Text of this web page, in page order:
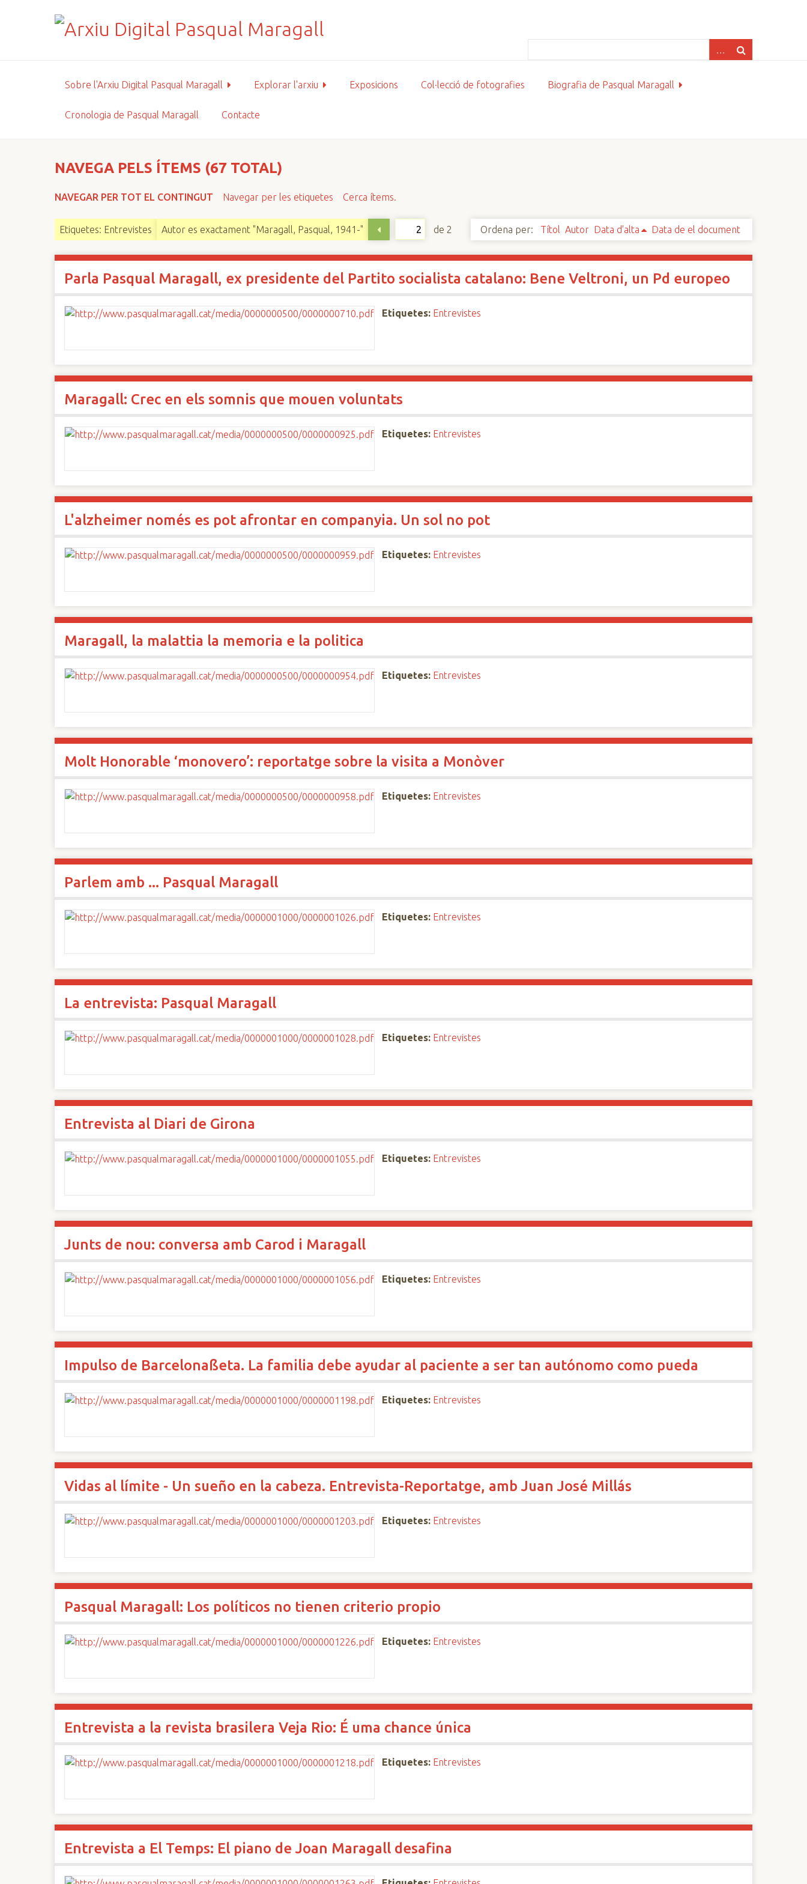
Sobre l'Arxiu Digital Pasqual Maragall Explorar l'arxiu Exposicions Col·lecció de fotografies Biografia de Pasqual Maragall
Cronologia de Pasqual Maragall Contacte
NAVEGA PELS ÍTEMS (67 TOTAL)
NAVEGAR PER TOT EL CONTINGUT Navegar per les etiquetes Cerca ítems.
Etiquetes: Entrevistes Autor es exactament "Maragall, Pasqual, 1941-" de 2 Ordena per: Títol Autor Data d'alta Data de el document
Parla Pasqual Maragall, ex presidente del Partito socialista catalano: Bene Veltroni, un Pd europeo
Etiquetes: Entrevistes
Maragall: Crec en els somnis que mouen voluntats
Etiquetes: Entrevistes
L'alzheimer només es pot afrontar en companyia. Un sol no pot
Etiquetes: Entrevistes
Maragall, la malattia la memoria e la politica
Etiquetes: Entrevistes
Molt Honorable ‘monovero’: reportatge sobre la visita a Monòver
Etiquetes: Entrevistes
Parlem amb ... Pasqual Maragall
Etiquetes: Entrevistes
La entrevista: Pasqual Maragall
Etiquetes: Entrevistes
Entrevista al Diari de Girona
Etiquetes: Entrevistes
Junts de nou: conversa amb Carod i Maragall
Etiquetes: Entrevistes
Impulso de Barcelonaßeta. La familia debe ayudar al paciente a ser tan autónomo como pueda
Etiquetes: Entrevistes
Vidas al límite - Un sueño en la cabeza. Entrevista-Reportatge, amb Juan José Millás
Etiquetes: Entrevistes
Pasqual Maragall: Los políticos no tienen criterio propio
Etiquetes: Entrevistes
Entrevista a la revista brasilera Veja Rio: É uma chance única
Etiquetes: Entrevistes
Entrevista a El Temps: El piano de Joan Maragall desafina